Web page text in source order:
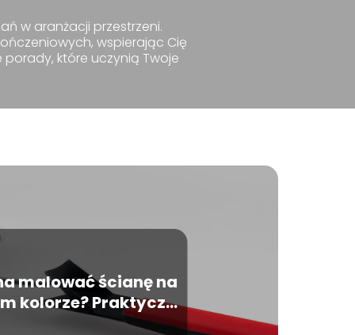
w aranżacji przestrzeni.
wspierając Cię
które uczynią Twoje
malować ścianę na
kolorze? Praktyczne
i wskazówki